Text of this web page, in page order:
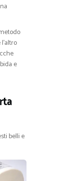
e
belli e